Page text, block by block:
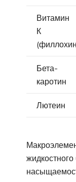
Витамин
К
Бета-
каротин
Лютеин
жидкостного